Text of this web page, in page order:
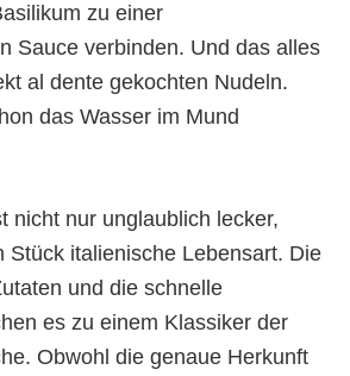
zu einer
Sauce verbinden. Und das alles
al dente gekochten Nudeln.
das Wasser im Mund
nicht nur unglaublich lecker,
Stück italienische Lebensart. Die
und die schnelle
es zu einem Klassiker der
Obwohl die genaue Herkunft